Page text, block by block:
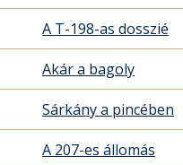
A T-198-as dosszié
Akár a bagoly
Sárkány a pincében
A 207-es állomás